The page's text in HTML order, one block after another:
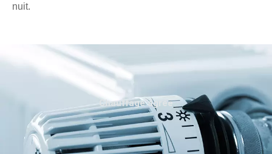
nuit.
Chauffage agréé